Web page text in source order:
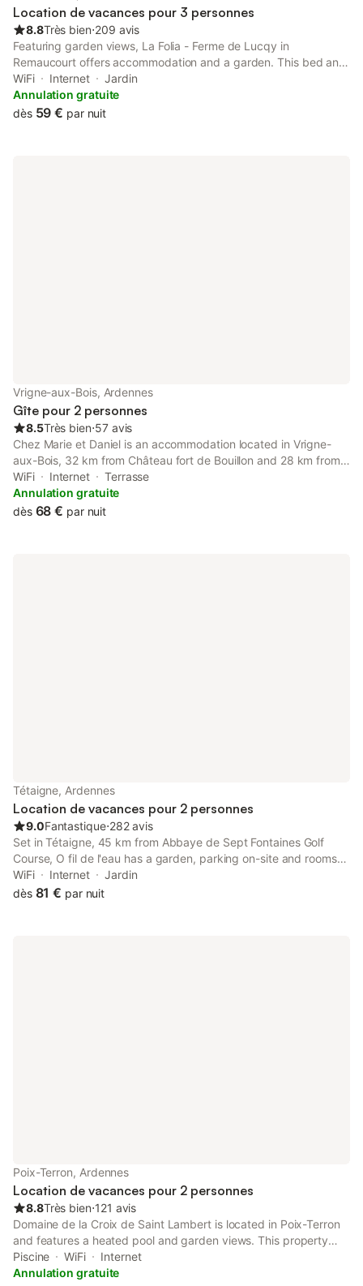
Location de vacances pour 3 personnes
8.8Très bien⋅209 avis
Featuring garden views, La Folia - Ferme de Lucqy in
Remaucourt offers accommodation and a garden. This bed and
breakfast features free private parking, a shared kitchen and
free WiFi.
WiFi Internet
Jardin
Annulation gratuite
dès 59 € par nuit
Vrigne-aux-Bois, Ardennes
Gîte pour 2 personnes
8.5Très bien⋅57 avis
Chez Marie et Daniel is an accommodation located in Vrigne-
aux-Bois, 32 km from Château fort de Bouillon and 28 km from
Ardennes Golf Course. This property offers access to a terrace,
free private parking and free WiFi.
WiFi Internet
Terrasse
Annulation gratuite
dès 68 € par nuit
Tétaigne, Ardennes
Location de vacances pour 2 personnes
9.0Fantastique⋅282 avis
Set in Tétaigne, 45 km from Abbaye de Sept Fontaines Golf
Course, O fil de l'eau has a garden, parking on-site and rooms
with free WiFi access. There is a private entrance at the bed
and breakfast for the convenience of those who stay.
WiFi Internet
Jardin
dès 81 € par nuit
Poix-Terron, Ardennes
Location de vacances pour 2 personnes
8.8Très bien⋅121 avis
Domaine de la Croix de Saint Lambert is located in Poix-Terron
and features a heated pool and garden views. This property
offers access to a terrace and free private parking.
Piscine WiFi
Internet
Annulation gratuite